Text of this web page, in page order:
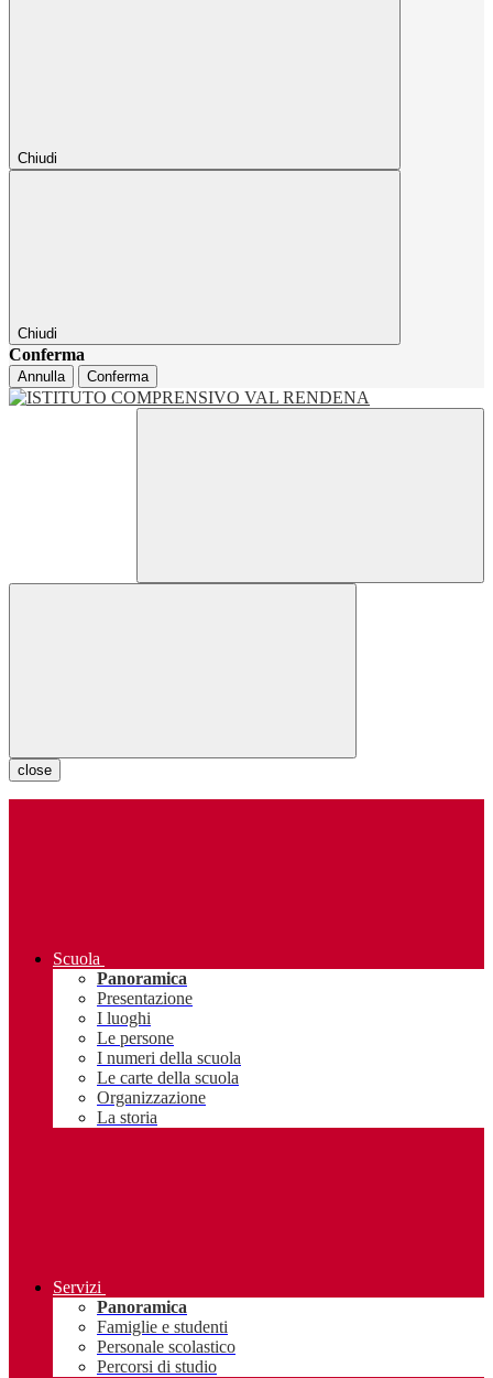
Chiudi
Chiudi
Conferma
Annulla Conferma
close
Scuola
Panoramica
Presentazione
I luoghi
Le persone
I numeri della scuola
Le carte della scuola
Organizzazione
La storia
Servizi
Panoramica
Famiglie e studenti
Personale scolastico
Percorsi di studio